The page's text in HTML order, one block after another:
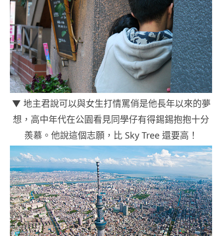
▼ 地主君說可以與女生打情罵俏是他長年以來的夢
想，高中年代在公園看見同學仔有得錫錫抱抱十分
羨慕。他說這個志願，比 Sky Tree 還要高！